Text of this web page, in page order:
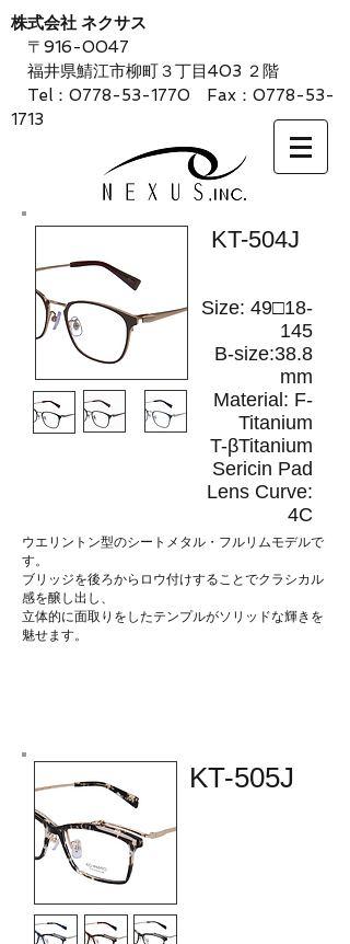
株式会社 ネクサス
〒916-0047
福井県鯖江市柳町３丁目403 ２階
Tel：0778-53-1770 Fax：0778-53-
1713
KT-504J
Size: 49□18-
145
B-size:38.8
mm
Material: F-
Titanium
T-βTitanium
Sericin Pad
Lens Curve:
4C
ウエリントン型のシートメタル・フルリムモデルで
す。
ブリッジを後ろからロウ付けすることでクラシカル
感を醸し出し、
立体的に面取りをしたテンプルがソリッドな輝きを
魅せます。
KT-505J